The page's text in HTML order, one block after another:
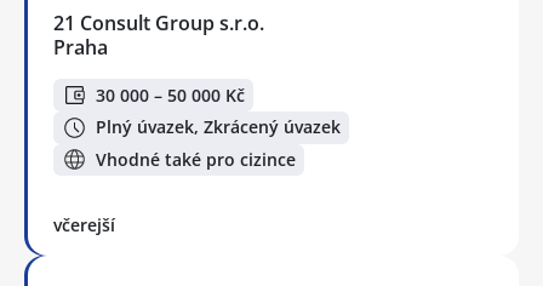
21 Consult Group s.r.o.
Praha
30 000 – 50 000 Kč
Plný úvazek, Zkrácený úvazek
Vhodné také pro cizince
včerejší